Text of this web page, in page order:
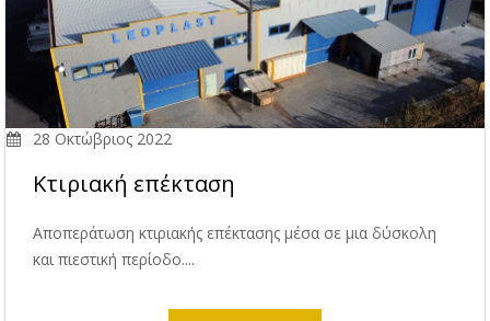
28 Οκτώβριος 2022
Κτιριακή επέκταση
Αποπεράτωση κτιριακής επέκτασης μέσα σε μια δύσκολη
και πιεστική περίοδο....